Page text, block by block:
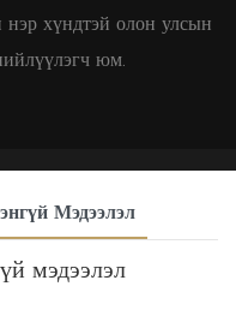
хүндтэй олон улсын
юм.
Мэдээлэл
мэдээлэл